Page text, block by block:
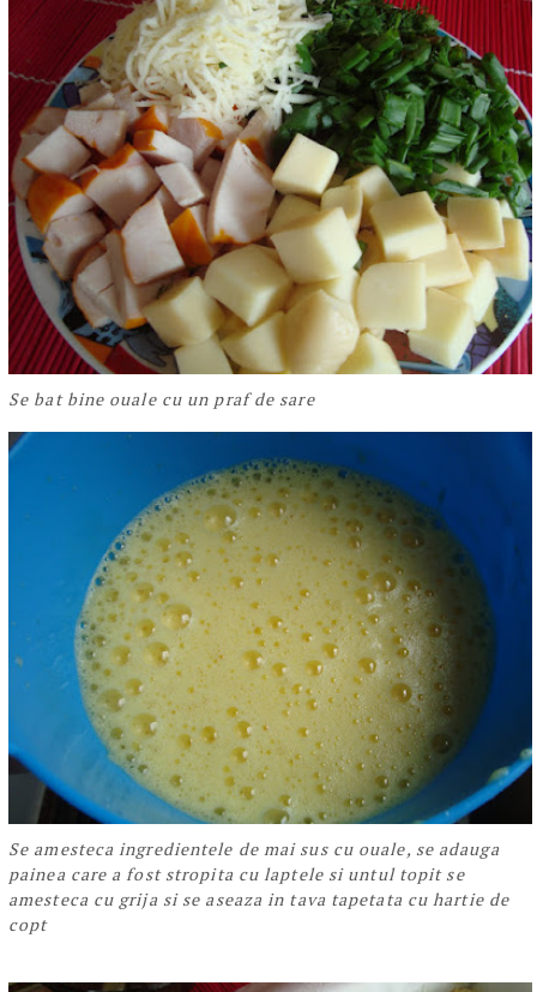
Se bat bine ouale cu un praf de sare
Se amesteca ingredientele de mai sus cu ouale, se adauga
painea care a fost stropita cu laptele si untul topit se
amesteca cu grija si se aseaza in tava tapetata cu hartie de
copt